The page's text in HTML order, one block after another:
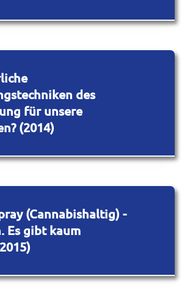
des
für unsere
(2014)
(Cannabishaltig) -
Es gibt kaum